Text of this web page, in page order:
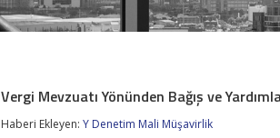
Vergi Mevzuatı Yönünden Bağış ve
Haberi Ekleyen:Y Denetim Mali Müşavirlik